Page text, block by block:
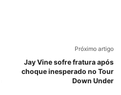
Próximo artigo
Jay Vine sofre fratura após
choque inesperado no Tour
Down Under